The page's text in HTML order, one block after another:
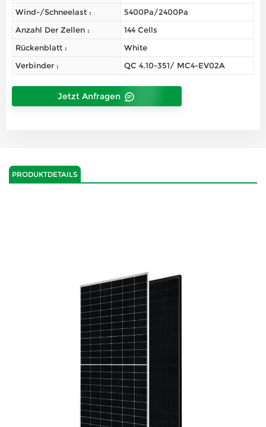
Wind-/Schneelast :
5400Pa/2400Pa
Anzahl Der Zellen :
144 Cells
Rückenblatt :
White
Verbinder :
QC 4.10-351/ MC4-EV02A
Jetzt Anfragen
PRODUKTDETAILS